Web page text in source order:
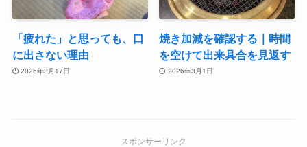
「疲れた」と思っても、口
に出さない理由
2026年3月17日
焼き加減を確認する｜時間
を空けて出来具合を見返す
2026年3月1日
スポンサーリンク